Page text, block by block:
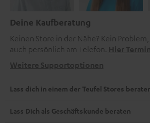
Deine Kaufberatung
Keinen Store in der Nähe? Kein
auch persönlich am Telefon. Hier
Weitere Supportoptionen
Lass dich in einem der Teufel Stores
Lass Dich als Geschäftskunde beraten